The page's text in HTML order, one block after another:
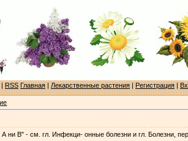
|RSS Главная|Лекарственные растения|Регистрация|
ни В" - см. гл. Инфекци- онные болезни и гл. Болезни,